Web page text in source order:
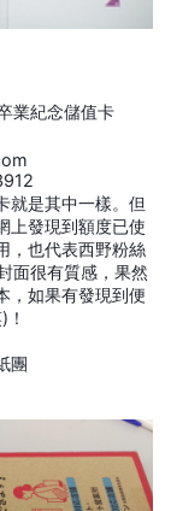
業紀念儲值卡
就是其中一樣。但
上發現到額度已使
，也代表西野粉絲
面很有質感，果然
，如果有發現到便
團